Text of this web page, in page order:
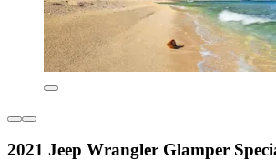
2021 Jeep Wrangler Glamper